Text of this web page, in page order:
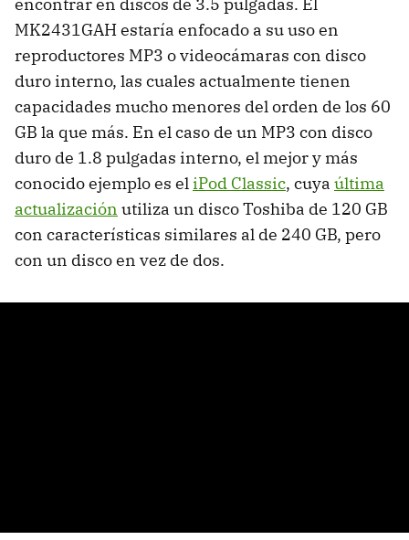
MK2431GAH estaría enfocado a su uso en
reproductores MP3 o videocámaras con disco
duro interno, las cuales actualmente tienen
capacidades mucho menores del orden de los 60
GB la que más. En el caso de un MP3 con disco
duro de 1.8 pulgadas interno, el mejor y más
conocido ejemplo es eliPod Classic, cuya última
actualización utiliza un disco Toshiba de 120 GB
con características similares al de 240 GB, pero
con un disco en vez de dos.